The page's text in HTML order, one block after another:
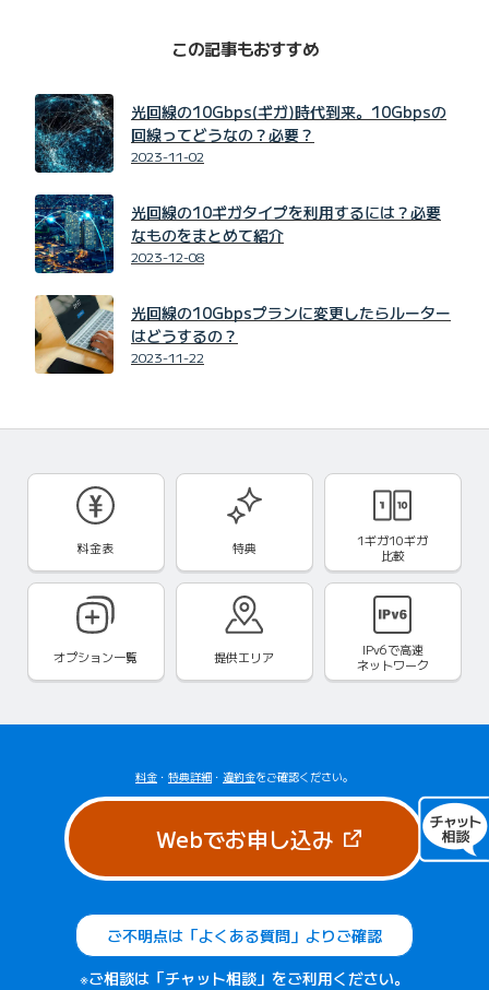
この記事もおすすめ
光回線の10Gbps(ギガ)時代到来。10Gbpsの
回線ってどうなの？必要？
2023-11-02
光回線の10ギガタイプを利用するには？必要
なものをまとめて紹介
2023-12-08
光回線の10Gbpsプランに変更したらルーター
はどうするの？
2023-11-22
料金表 特典
1ギガ10ギガ
比較
オプション一覧 提供エリア IPv6で高速
ネットワーク
料金 ・ 特典詳細 ・ 違約金をご確認ください。
Webでお申し込み（新しいタブ
ご不明点は「よくある質問」よりご確認
※ご相談は「チャット相談」をご利用ください。